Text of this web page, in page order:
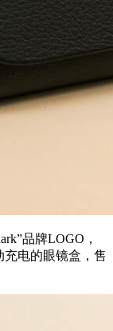
品牌LOGO，
电的眼镜盒，售